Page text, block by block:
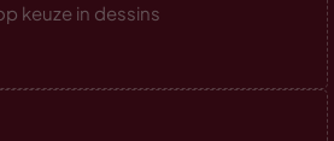
keuze in dessins